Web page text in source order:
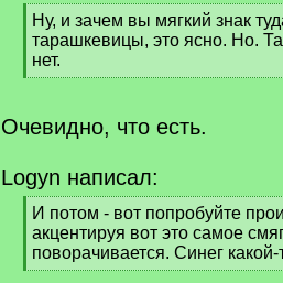
[
q
]
Ну, и зачем вы мягкий знак
тарашкевицы, это ясно. Но.
нет.
[
q
]
Очевидно, что есть.
Logyn написал:
[
q
]
И потом - вот попробуйте
акцентируя вот это самое
поворачивается. Синег какой-
[